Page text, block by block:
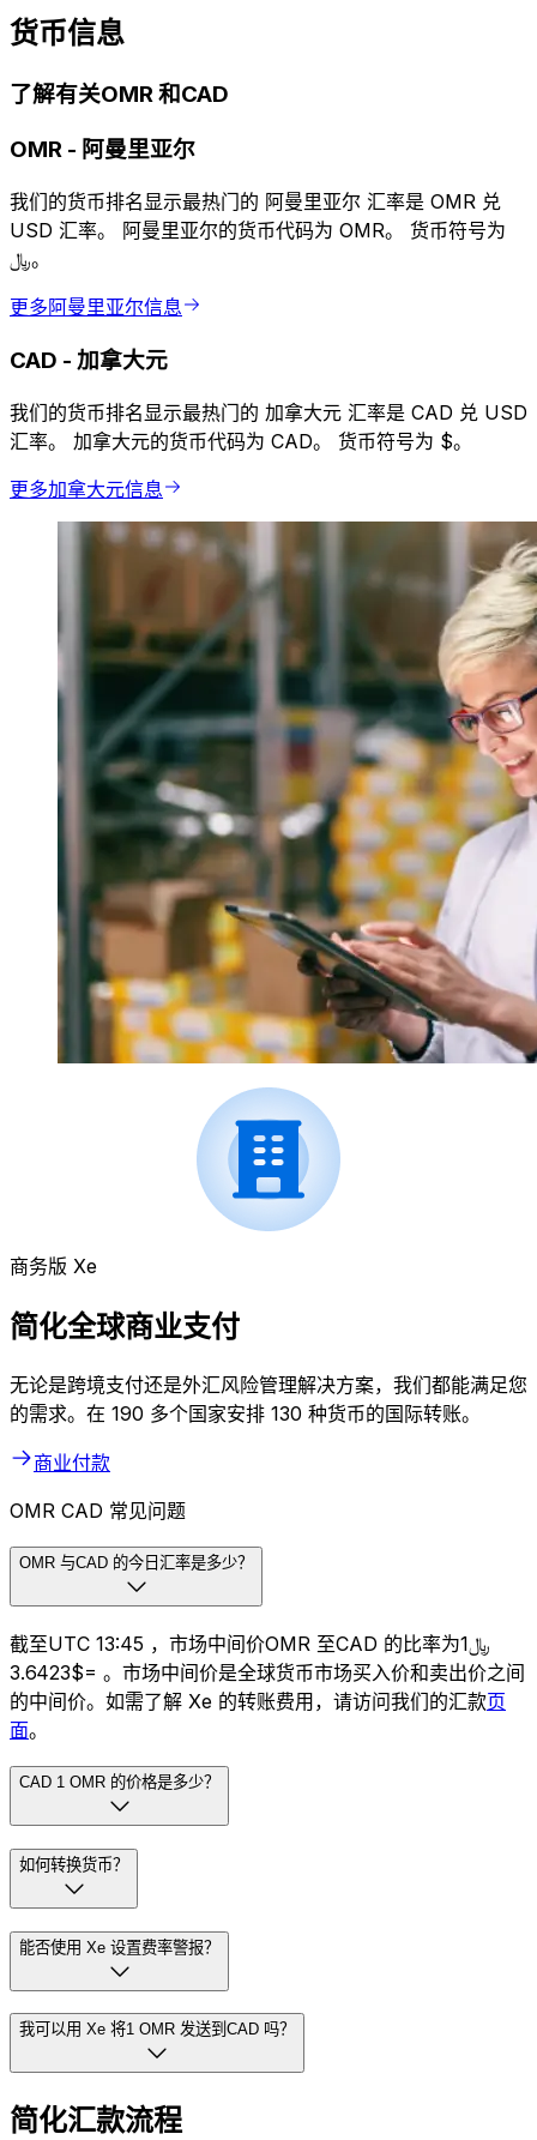
货币信息
了解有关OMR 和CAD
OMR - 阿曼里亚尔
我们的货币排名显示最热门的 阿曼里亚尔 汇率是 OMR 兑
USD 汇率。 阿曼里亚尔的货币代码为 OMR。 货币符号为
﷼。
更多阿曼里亚尔信息
CAD - 加拿大元
我们的货币排名显示最热门的 加拿大元 汇率是 CAD 兑 USD
汇率。 加拿大元的货币代码为 CAD。 货币符号为 $。
更多加拿大元信息
商务版 Xe
简化全球商业支付
无论是跨境支付还是外汇风险管理解决方案，我们都能满足您
的需求。在 190 多个国家安排 130 种货币的国际转账。
商业付款
OMR CAD 常见问题
OMR 与CAD 的今日汇率是多少？
截至UTC 13:45 ，市场中间价OMR 至CAD 的比率为﷼1
=$3.6423 。市场中间价是全球货币市场买入价和卖出价之间
的中间价。如需了解 Xe 的转账费用，请访问我们的汇款页
面。
CAD 1 OMR 的价格是多少？
如何转换货币？
能否使用 Xe 设置费率警报？
我可以用 Xe 将1 OMR 发送到CAD 吗？
简化汇款流程